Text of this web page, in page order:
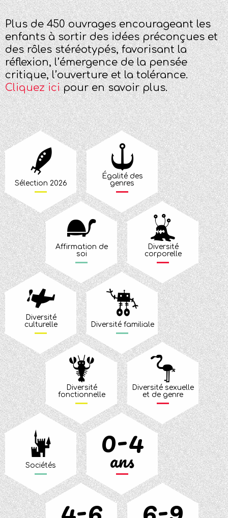
Plus de 450 ouvrages encourageant les
enfants à sortir des idées préconçues et
des rôles stéréotypés, favorisant la
réflexion, l’émergence de la pensée
critique, l’ouverture et la tolérance.
Cliquez icipour en savoir plus.
Sélection 2026
Égalité des
genres
Affirmation de
soi
Diversité
corporelle
Diversité
culturelle
Diversité familiale
Diversité
fonctionnelle
Diversité sexuelle
et de genre
Sociétés
0-4
ans